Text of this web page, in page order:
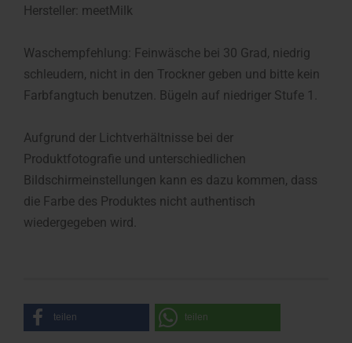
Hersteller: meetMilk
Waschempfehlung: Feinwäsche bei 30 Grad, niedrig
schleudern, nicht in den Trockner geben und bitte kein
Farbfangtuch benutzen. Bügeln auf niedriger Stufe 1.
Aufgrund der Lichtverhältnisse bei der
Produktfotografie und unterschiedlichen
Bildschirmeinstellungen kann es dazu kommen, dass
die Farbe des Produktes nicht authentisch
wiedergegeben wird.
teilen teilen